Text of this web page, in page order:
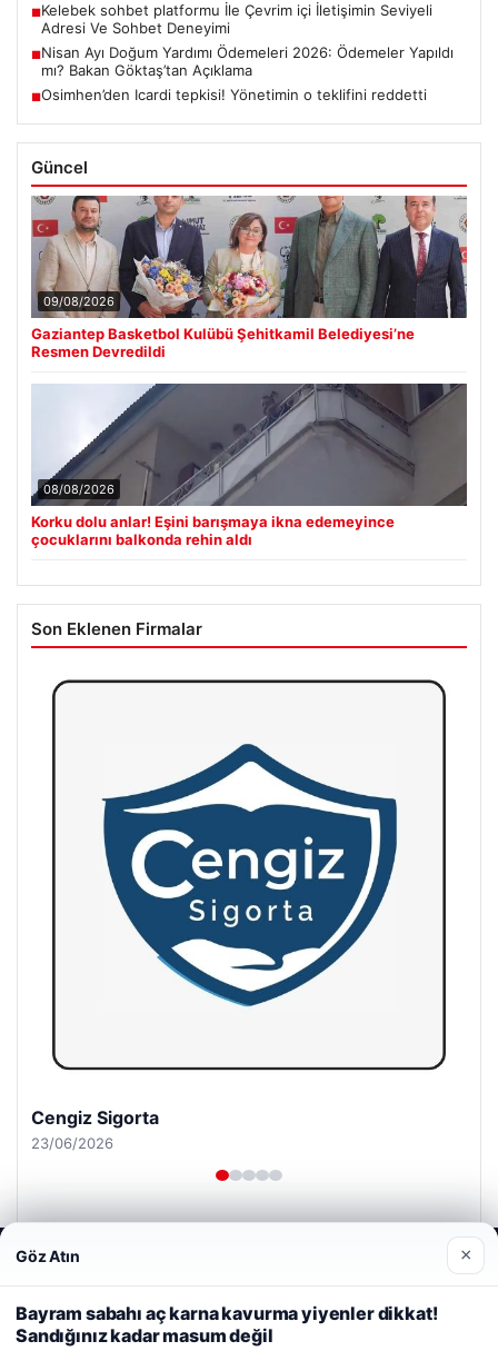
■Kelebek sohbet platformu İle Çevrim içi İletişimin Seviyeli
Adresi Ve Sohbet Deneyimi
■Nisan Ayı Doğum Yardımı Ödemeleri 2026: Ödemeler Yapıldı
mı? Bakan Göktaş’tan Açıklama
■Osimhen’den Icardi tepkisi! Yönetimin o teklifini reddetti
Güncel
09/08/2026
Gaziantep Basketbol Kulübü Şehitkamil Belediyesi’ne
Resmen Devredildi
08/08/2026
Korku dolu anlar! Eşini barışmaya ikna edemeyince
çocuklarını balkonda rehin aldı
Son Eklenen Firmalar
Cengiz Sigorta
23/06/2026
© 2026 Spor Saati – Güncel Spor Haberleri
Web sitemizi nasıl kullandığınızı daha iyi anlayabilmek,
deneyiminizi kişiselleştirmek ve geliştirmek amacıyla çerezler
kullanıyoruz.
Çerez Politikamız
Reddet Kabul Et
Göz Atın ×
Bayram sabahı aç karna kavurma yiyenler dikkat!
Sandığınız kadar masum değil